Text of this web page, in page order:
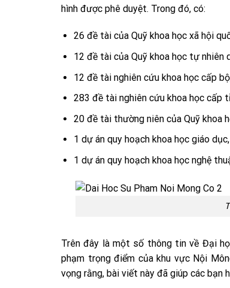
hình được phê duyệt. Trong đó, có:
26 đề tài của Quỹ khoa học xã hội
12 đề tài của Quỹ khoa học tự nhiên
12 đề tài nghiên cứu khoa học cấp
283 đề tài nghiên cứu khoa học cấp
20 đề tài thường niên của Quỹ khoa
1 dự án quy hoạch khoa học giáo dục,
1 dự án quy hoạch khoa học nghệ
Trên đây là một số thông tin về Đại
phạm trọng điểm của khu vực Nội
vọng rằng, bài viết này đã giúp các bạn